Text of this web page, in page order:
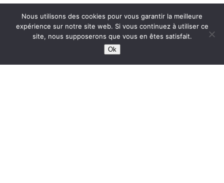
Nous utilisons des cookies pour vous garantir la meilleure
expérience sur notre site web. Si vous continuez à utiliser ce
site, nous supposerons que vous en êtes satisfait.
Ok